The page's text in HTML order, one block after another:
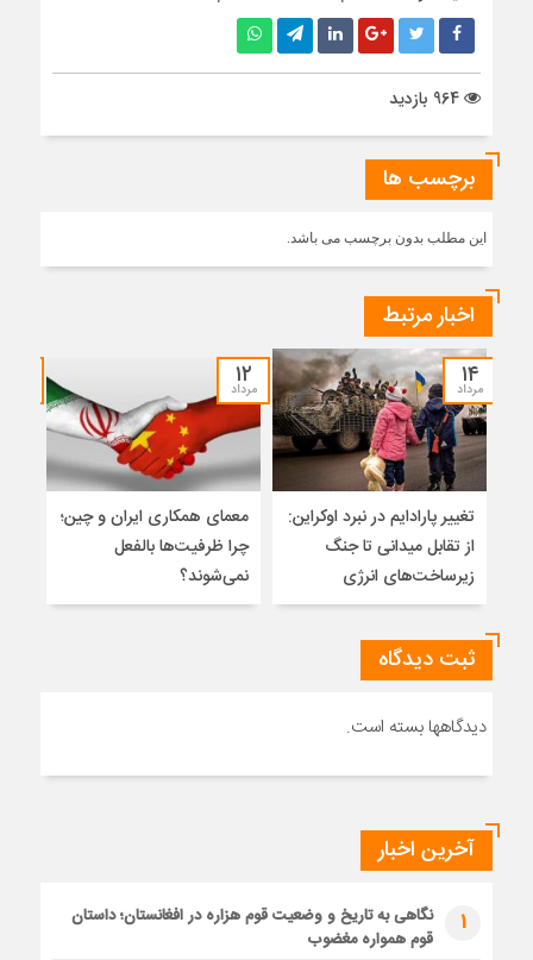
برچسب ها
این مطلب بدون برچسب می باشد.
اخبار مرتبط
۱۴
مرداد
تغییر پارادایم در نبرد اوکراین:
از تقابل میدانی تا جنگ
زیرساخت‌های انرژی
۱۲
مرداد
معمای همکاری ایران و چین؛
چرا ظرفیت‌ها بالفعل
نمی‌شوند؟
ثبت دیدگاه
دیدگاهها بسته است.
آخرین اخبار
1
نگاهی به تاریخ و وضعیت قوم هزاره در افغانستان؛ داستان
قوم همواره مغضوب